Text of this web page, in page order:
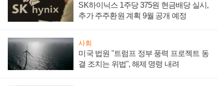
SK하이닉스 1주당 375원 현금배당 실시,
추가 주주환원 계획 9월 공개 예정
사회
미국 법원 "트럼프 정부 풍력 프로젝트 동
결 조치는 위법", 해제 명령 내려